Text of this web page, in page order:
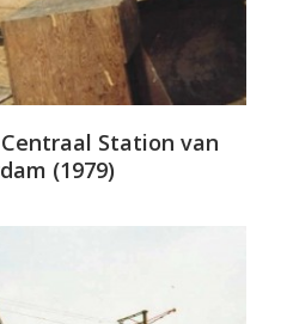
Station van
(1979)